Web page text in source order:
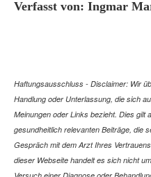
Verfasst von: Ingmar
Haftungsausschluss - Disclaimer: Wir
Handlung oder Unterlassung, die sich
Meinungen oder Links bezieht. Dies gilt
gesundheitlich relevanten Beiträge, die
Gespräch mit dem Arzt Ihres
dieser Webseite handelt es sich nicht